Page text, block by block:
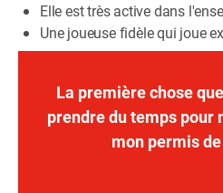
Elle est très active dans
Une joueuse fidèle qui joue
La première chose
prendre du temps pour
mon permis